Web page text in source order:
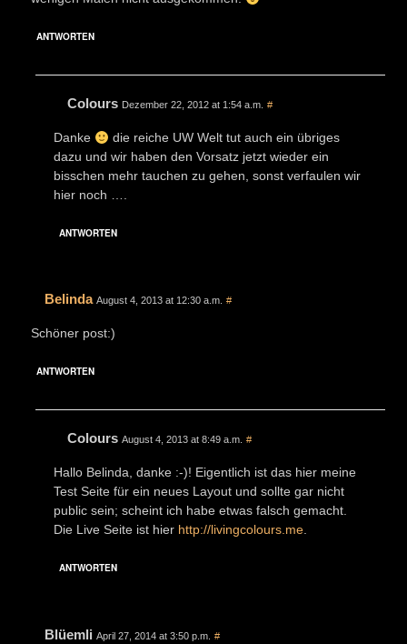
ANTWORTEN
Colours Dezember 22, 2012 at 1:54 a.m. #
Danke
die reiche UW Welt tut auch ein übriges
dazu und wir haben den Vorsatz jetzt wieder ein
bisschen mehr tauchen zu gehen, sonst verfaulen wir
hier noch ….
ANTWORTEN
Belinda August 4, 2013 at 12:30 a.m. #
Schöner post:)
ANTWORTEN
Colours August 4, 2013 at 8:49 a.m. #
Hallo Belinda, danke :-)! Eigentlich ist das hier meine
Test Seite für ein neues Layout und sollte gar nicht
public sein; scheint ich habe etwas falsch gemacht.
Die Live Seite ist hier http://livingcolours.me.
ANTWORTEN
Blüemli April 27, 2014 at 3:50 p.m. #